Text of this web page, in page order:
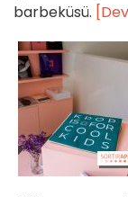
barbeküsü.